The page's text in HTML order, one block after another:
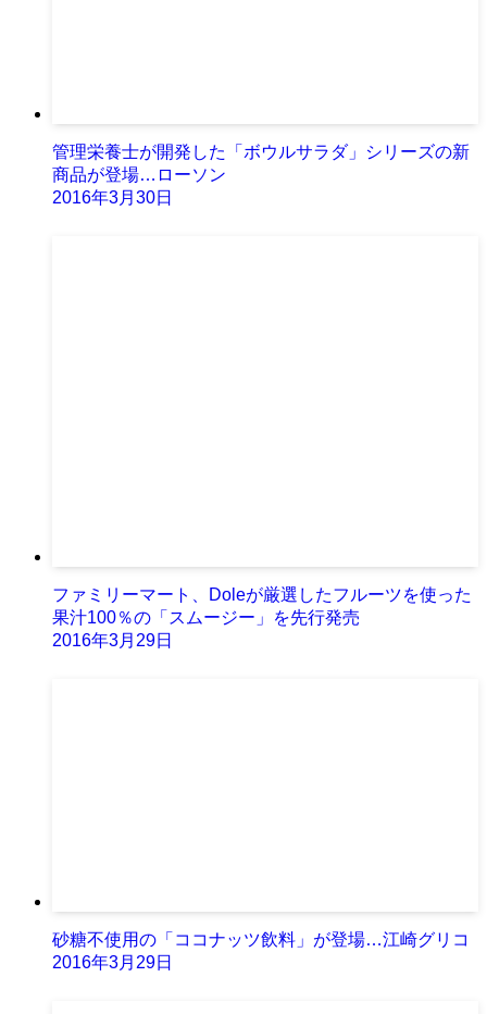
管理栄養士が開発した「ボウルサラダ」シリーズの新
商品が登場…ローソン
2016年3月30日
ファミリーマート、Doleが厳選したフルーツを使った
果汁100％の「スムージー」を先行発売
2016年3月29日
砂糖不使用の「ココナッツ飲料」が登場…江崎グリコ
2016年3月29日